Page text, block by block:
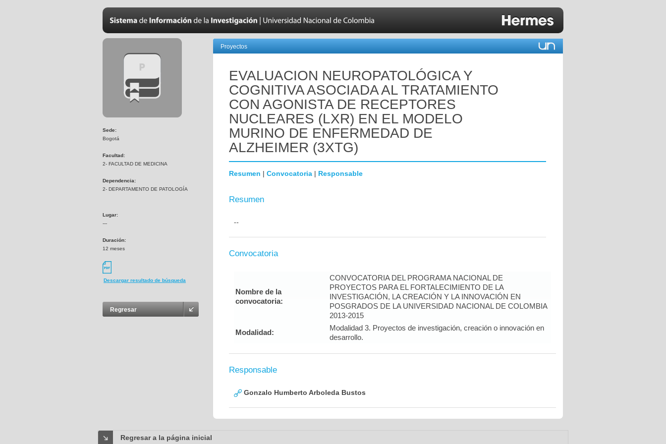
Sede:
Bogotá
Facultad:
2- FACULTAD DE MEDICINA
Dependencia:
2- DEPARTAMENTO DE PATOLOGÍA
Lugar:
---
Duración:
12 meses
Descargar resultado de búsqueda
Regresar
Proyectos
EVALUACION NEUROPATOLÓGICA Y
COGNITIVA ASOCIADA AL TRATAMIENTO
CON AGONISTA DE RECEPTORES
NUCLEARES (LXR) EN EL MODELO
MURINO DE ENFERMEDAD DE
ALZHEIMER (3XTG)
Resumen | Convocatoria | Responsable
Resumen
--
Convocatoria
Nombre de la
convocatoria:
CONVOCATORIA DEL PROGRAMA NACIONAL DE
PROYECTOS PARA EL FORTALECIMIENTO DE LA
INVESTIGACIÓN, LA CREACIÓN Y LA INNOVACIÓN EN
POSGRADOS DE LA UNIVERSIDAD NACIONAL DE COLOMBIA
2013-2015
Modalidad:
Modalidad 3. Proyectos de investigación, creación o innovación en
desarrollo.
Responsable
Gonzalo Humberto Arboleda Bustos
Regresar a la página inicial